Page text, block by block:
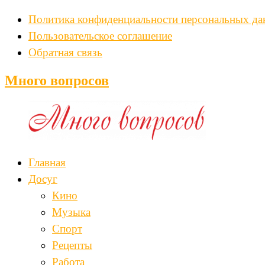
Политика конфиденциальности персональных
Пользовательское соглашение
Обратная связь
Много вопросов
Главная
Досуг
Кино
Музыка
Спорт
Рецепты
Работа